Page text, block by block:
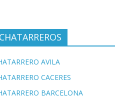
CHATARREROS
AVILA
CACERES
BARCELONA